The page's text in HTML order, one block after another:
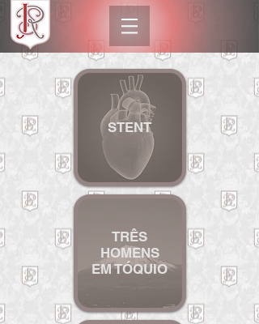
STENT
TRÊS
HOMENS
EM TÓQUIO